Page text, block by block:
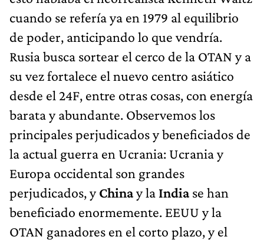
cuando se refería ya en 1979 al equilibrio
de poder, anticipando lo que vendría.
Rusia busca sortear el cerco de la OTAN y a
su vez fortalece el nuevo centro asiático
desde el 24F, entre otras cosas, con energía
barata y abundante. Observemos los
principales perjudicados y beneficiados de
la actual guerra en Ucrania: Ucrania y
Europa occidental son grandes
perjudicados, yChinay la Indiase han
beneficiado enormemente. EEUU y la
OTAN ganadores en el corto plazo, y el